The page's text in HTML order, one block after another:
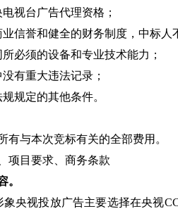
电视台广告代理资格；
业信誉和健全的财务制度，中标人
所必须的设备和专业技术能力；
有重大违法记录；
规定的其他条件。
有与本次竞标有关的全部费用。
项目要求、商务条款
。
象央视投放广告主要选择在央视